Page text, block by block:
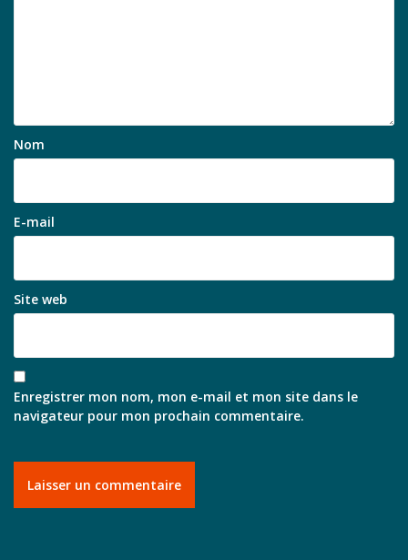
Nom
E-mail
Site web
Enregistrer mon nom, mon e-mail et mon site dans le
navigateur pour mon prochain commentaire.